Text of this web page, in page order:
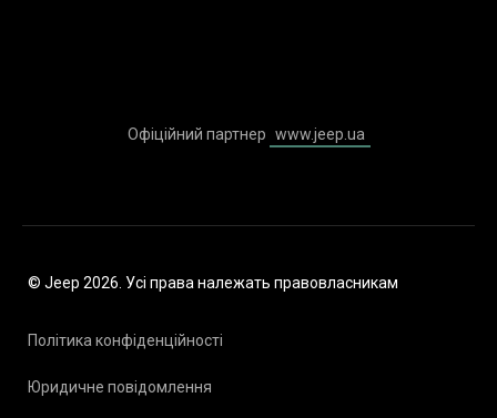
Офіційний партнер www.jeep.ua
© Jeep 2026. Усі права належать правовласникам
Політика конфіденційності
Юридичне повідомлення